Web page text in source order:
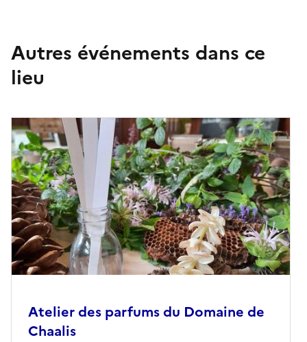
Autres événements dans ce
lieu
Atelier des parfums du Domaine de
Chaalis